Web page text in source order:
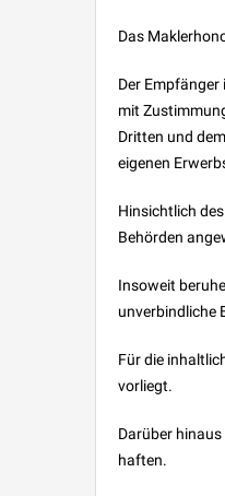
Das
Der
mit
Dritten und
eigenen
Hinsichtlich
Behörden
Insoweit
unverbindliche
Für die
vorliegt.
Darüber
haften.